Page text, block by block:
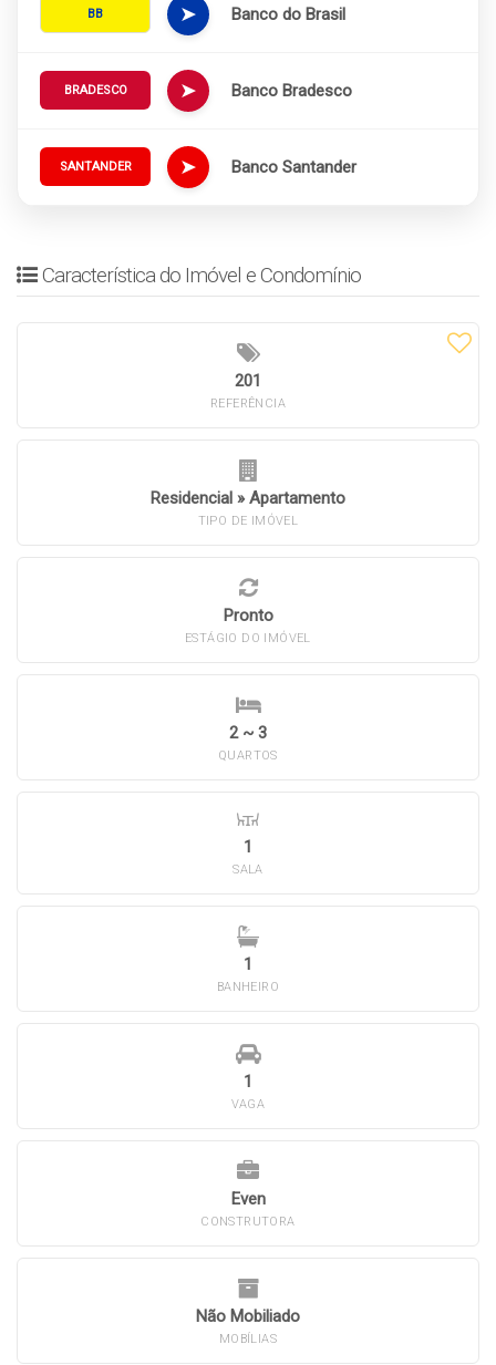
BB ➤ Banco do Brasil
BRADESCO ➤ Banco Bradesco
SANTANDER ➤ Banco Santander
Característica do Imóvel e Condomínio
201
REFERÊNCIA
Residencial » Apartamento
TIPO DE IMÓVEL
Pronto
ESTÁGIO DO IMÓVEL
2 ~ 3
QUARTOS
1
SALA
1
BANHEIRO
1
VAGA
Even
CONSTRUTORA
Não Mobiliado
MOBÍLIAS